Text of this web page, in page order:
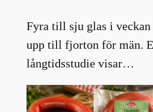
Fyra till sju glas i
upp till fjorton för män.
långtidsstudie visar…